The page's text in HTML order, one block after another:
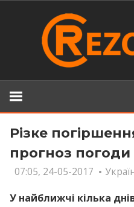
Різке
прогноз
07:05, 24-05-2017
У найближчі кілька